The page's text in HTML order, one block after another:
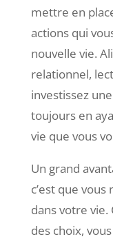
mettre en
actions qui
nouvelle vie.
relationnel,
investissez
toujours en
vie que vous
Un grand
c’est que vous
dans votre
des choix,